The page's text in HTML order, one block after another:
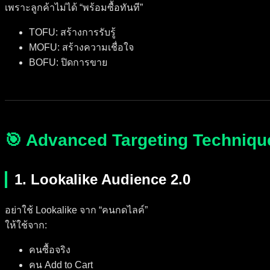
เพราะลูกค้าไม่ได้ “พร้อมซื้อทันที”
TOFU: สร้างการรับรู้
MOFU: สร้างความเชื่อใจ
BOFU: ปิดการขาย
🎯 Advanced Targeting
1. Lookalike Audience 2.0
อย่าใช้ Lookalike จาก “คนกดไลค์”
ให้ใช้จาก:
คนซื้อจริง
คน Add to Cart